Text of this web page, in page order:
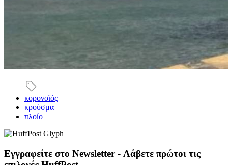
κορονοϊός
κρούσμα
πλοίο
Εγγραφείτε στο Newsletter - Λάβετε πρώτοι τις